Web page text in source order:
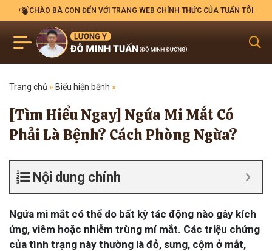
CHÀO BÀ CON ĐẾN VỚI TRANG WEB CHÍNH THỨC CỦA TUẤN TÔI
Trang chủ » Biểu hiện bệnh »
[Tìm Hiểu Ngay] Ngứa Mi Mắt Có
Phải Là Bệnh? Cách Phòng Ngừa?
Nội dung chính
Ngứa mi mắt có thể do bất kỳ tác động nào gây kích
ứng, viêm hoặc nhiễm trùng mí mắt. Các triệu chứng
của tình trạng này thường là đỏ, sưng, cộm ở mắt,